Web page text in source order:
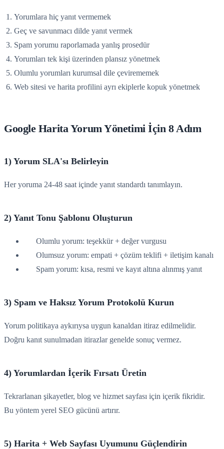
Yorumlara hiç yanıt vermemek
Geç ve savunmacı dilde yanıt vermek
Spam yorumu raporlamada yanlış prosedür
Yorumları tek kişi üzerinden plansız yönetmek
Olumlu yorumları kurumsal dile çevirememek
Web sitesi ve harita profilini ayrı ekiplerle kopuk yönetmek
Google Harita Yorum Yönetimi İçin 8 Adım
1) Yorum SLA'sı Belirleyin
Her yoruma 24-48 saat içinde yanıt standardı tanımlayın.
2) Yanıt Tonu Şablonu Oluşturun
Olumlu yorum: teşekkür + değer vurgusu
Olumsuz yorum: empati + çözüm teklifi + iletişim kanalı
Spam yorum: kısa, resmi ve kayıt altına alınmış yanıt
3) Spam ve Haksız Yorum Protokolü Kurun
Yorum politikaya aykırıysa uygun kanaldan itiraz edilmelidir.
Doğru kanıt sunulmadan itirazlar genelde sonuç vermez.
4) Yorumlardan İçerik Fırsatı Üretin
Tekrarlanan şikayetler, blog ve hizmet sayfası için içerik fikridir.
Bu yöntem yerel SEO gücünü artırır.
5) Harita + Web Sayfası Uyumunu Güçlendirin